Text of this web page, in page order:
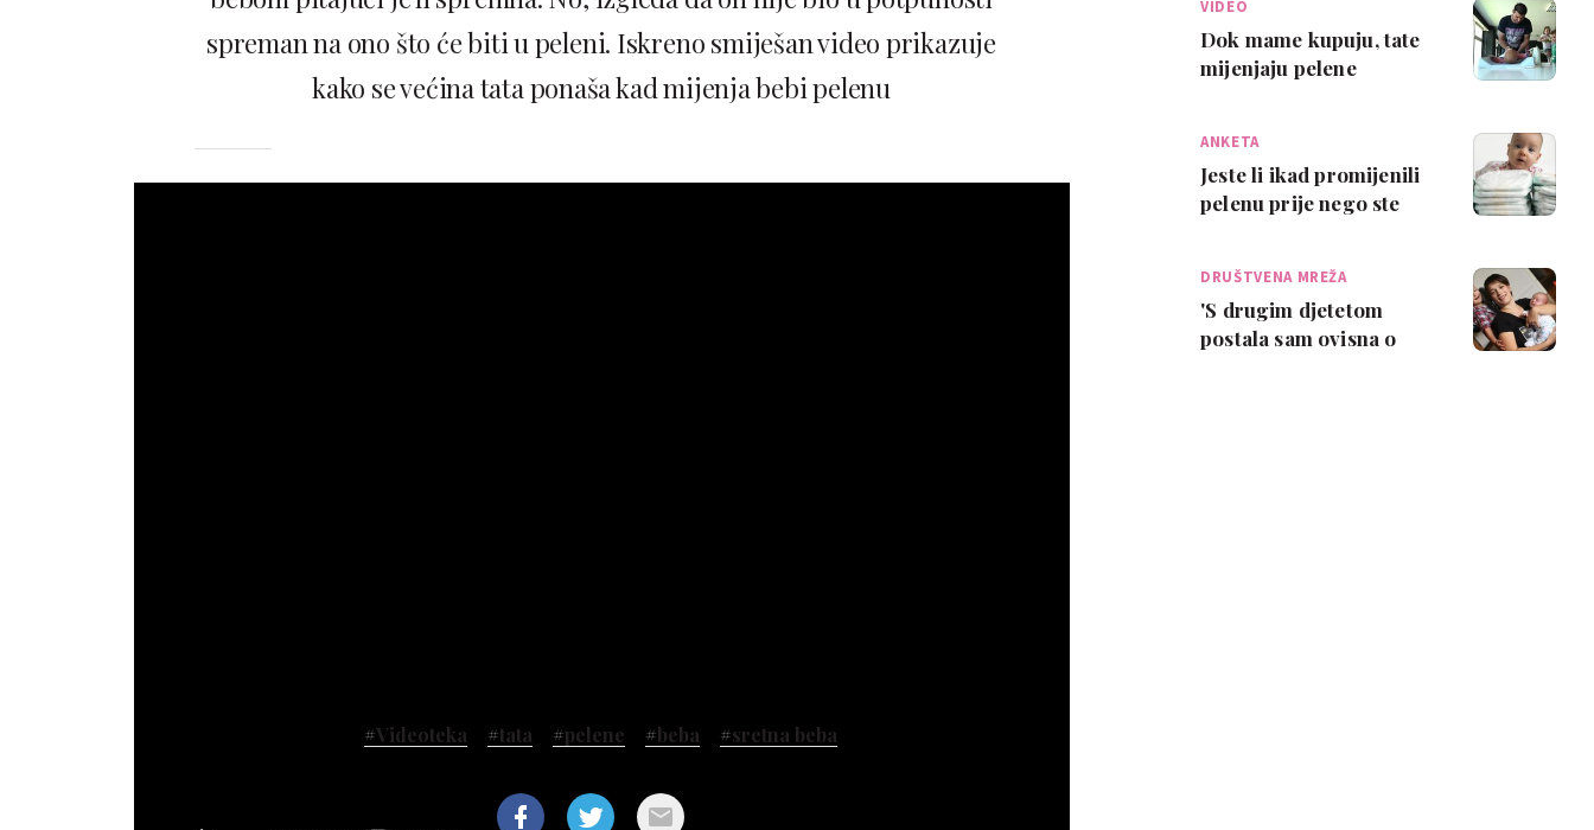
spreman na ono što će biti u peleni. Iskreno smiješan video prikazuje
kako se većina tata ponaša kad mijenja bebi pelenu
#Videoteka #tata #pelene #beba #sretna beba
VIDEO
Dok mame kupuju, tate
mijenjaju pelene
ANKETA
Jeste li ikad promijenili
pelenu prije nego ste
DRUŠTVENA MREŽA
'S drugim djetetom
postala sam ovisna o